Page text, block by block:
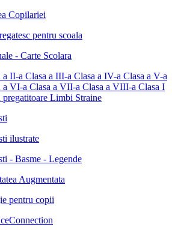
Copilariei
pentru scoala
- Carte Scolara
a II-a Clasa a III-a Clasa a IV-a Clasa a V-a
a VI-a Clasa a VII-a Clasa a VIII-a Clasa I
pregatitoare Limbi Straine
ilustrate
- Basme - Legende
Augmentata
pentru copii